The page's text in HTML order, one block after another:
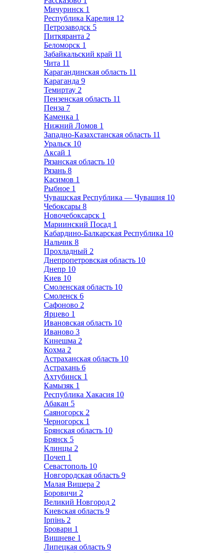
Мичуринск 1
Республика Карелия 12
Петрозаводск 5
Питкяранта 2
Беломорск 1
Забайкальский край 11
Чита 11
Карагандинская область 11
Караганда 9
Темиртау 2
Пензенская область 11
Пенза 7
Каменка 1
Нижний Ломов 1
Западно-Казахстанская область 11
Уральск 10
Аксай 1
Рязанская область 10
Рязань 8
Касимов 1
Рыбное 1
Чувашская Республика — Чувашия 10
Чебоксары 8
Новочебоксарск 1
Мариинский Посад 1
Кабардино-Балкарская Республика 10
Нальчик 8
Прохладный 2
Днепропетровская область 10
Днепр 10
Киев 10
Смоленская область 10
Смоленск 6
Сафоново 2
Ярцево 1
Ивановская область 10
Иваново 3
Кинешма 2
Кохма 2
Астраханская область 10
Астрахань 6
Ахтубинск 1
Камызяк 1
Республика Хакасия 10
Абакан 5
Саяногорск 2
Черногорск 1
Брянская область 10
Брянск 5
Клинцы 2
Почеп 1
Севастополь 10
Новгородская область 9
Малая Вишера 2
Боровичи 2
Великий Новгород 2
Киевская область 9
Ірпінь 2
Бровари 1
Вишневе 1
Липецкая область 9